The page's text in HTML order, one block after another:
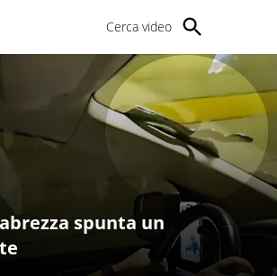
Cerca video
VIRALI
L'avviso arriva
tempo